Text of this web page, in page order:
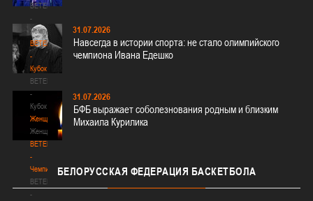
BETERA
-
Чемпионат
BETERA
-
Кубок
BETERA
-
Кубок
Женщины
Женщины
BETERA
-
Чемпионат
BETERA
-
31.07.2026
Навсегда в истории спорта: не стало олимпийского
чемпиона Ивана Едешко
31.07.2026
БФБ выражает соболезнования родным и близким
Михаила Курилика
БЕЛОРУССКАЯ ФЕДЕРАЦИЯ БАСКЕТБОЛА